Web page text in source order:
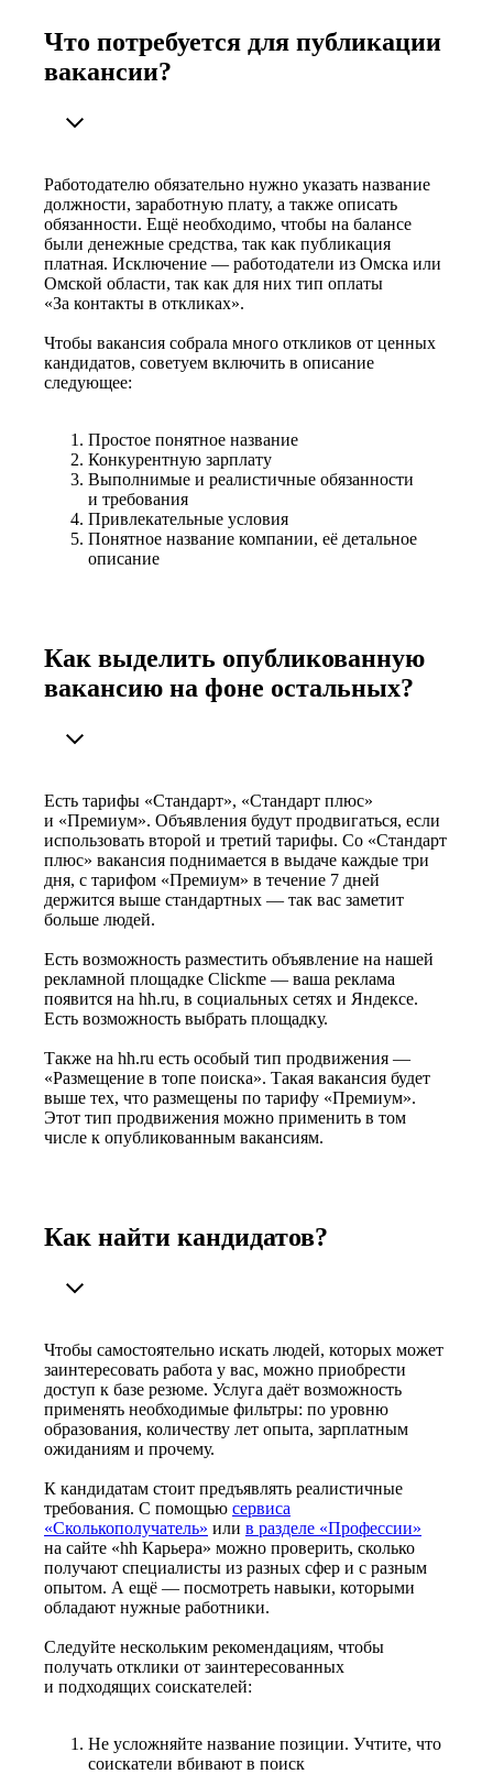
Что потребуется для публикации
вакансии?
Работодателю обязательно нужно указать название
должности, заработную плату, а также описать
обязанности. Ещё необходимо, чтобы на балансе
были денежные средства, так как публикация
платная. Исключение — работодатели из Омска или
Омской области, так как для них тип оплаты
«За контакты в откликах».
Чтобы вакансия собрала много откликов от ценных
кандидатов, советуем включить в описание
следующее:
Простое понятное название
Конкурентную зарплату
Выполнимые и реалистичные обязанности
и требования
Привлекательные условия
Понятное название компании, её детальное
описание
Как выделить опубликованную
вакансию на фоне остальных?
Есть тарифы «Стандарт», «Стандарт плюс»
и «Премиум». Объявления будут продвигаться, если
использовать второй и третий тарифы. Со «Стандарт
плюс» вакансия поднимается в выдаче каждые три
дня, с тарифом «Премиум» в течение 7 дней
держится выше стандартных — так вас заметит
больше людей.
Есть возможность разместить объявление на нашей
рекламной площадке Clickme — ваша реклама
появится на hh.ru, в социальных сетях и Яндексе.
Есть возможность выбрать площадку.
Также на hh.ru есть особый тип продвижения —
«Размещение в топе поиска». Такая вакансия будет
выше тех, что размещены по тарифу «Премиум».
Этот тип продвижения можно применить в том
числе к опубликованным вакансиям.
Как найти кандидатов?
Чтобы самостоятельно искать людей, которых может
заинтересовать работа у вас, можно приобрести
доступ к базе резюме. Услуга даёт возможность
применять необходимые фильтры: по уровню
образования, количеству лет опыта, зарплатным
ожиданиям и прочему.
К кандидатам стоит предъявлять реалистичные
требования. С помощью сервиса
«Сколькополучатель» или в разделе «Профессии»
на сайте «hh Карьера» можно проверить, сколько
получают специалисты из разных сфер и с разным
опытом. А ещё — посмотреть навыки, которыми
обладают нужные работники.
Следуйте нескольким рекомендациям, чтобы
получать отклики от заинтересованных
и подходящих соискателей:
Не усложняйте название позиции. Учтите, что
соискатели вбивают в поиск